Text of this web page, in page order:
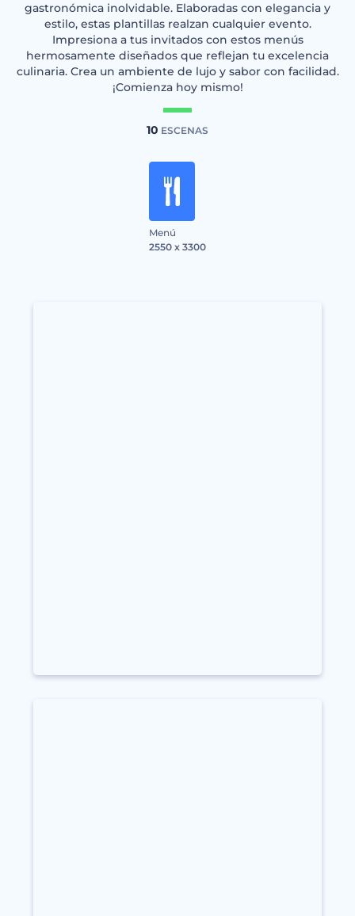
gastronómica inolvidable. Elaboradas con elegancia y
estilo, estas plantillas realzan cualquier evento.
Impresiona a tus invitados con estos menús
hermosamente diseñados que reflejan tu excelencia
culinaria. Crea un ambiente de lujo y sabor con facilidad.
¡Comienza hoy mismo!
10 ESCENAS
Menú
2550 x 3300